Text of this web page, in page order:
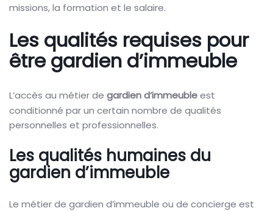
missions, la formation et le salaire.
Les qualités requises pour
être gardien d’immeuble
L’accès au métier de gardien d’immeubleest
conditionné par un certain nombre de qualités
personnelles et professionnelles.
Les qualités humaines du
gardien d’immeuble
Le métier de gardien d’immeuble ou de concierge est